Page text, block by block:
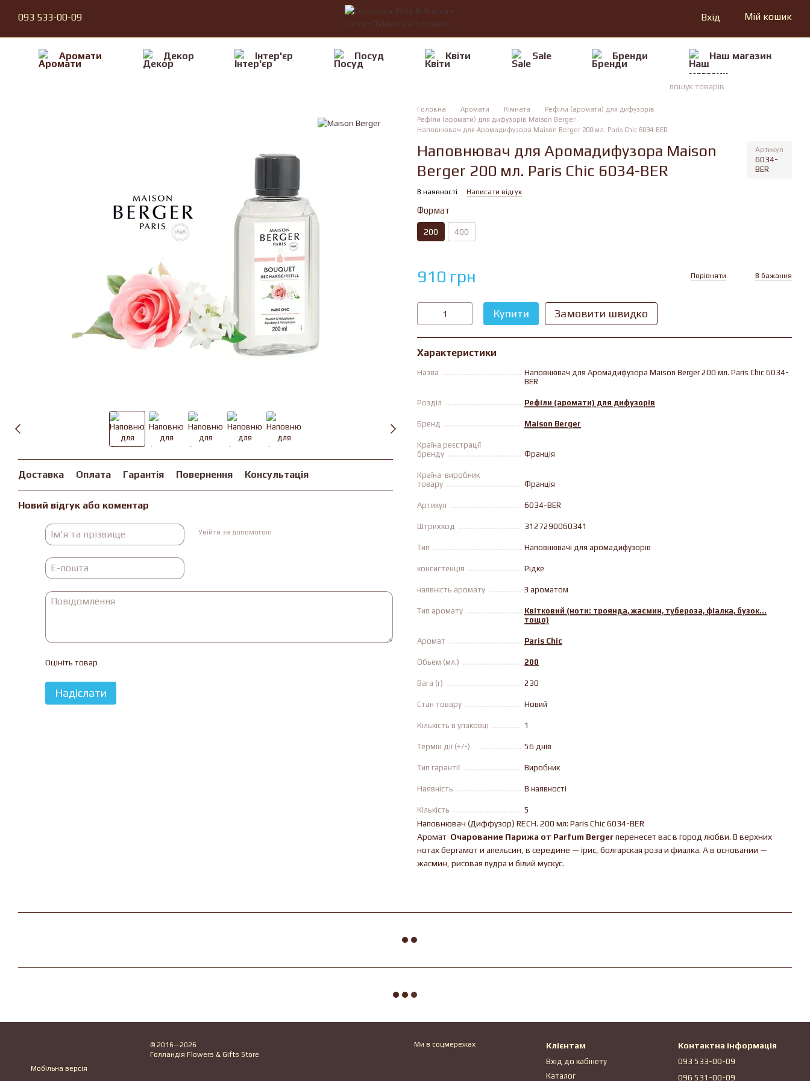
093 533-00-09 Вхід Мій кошик
Аромати Декор Iнтер'єр Посуд Квiти Sale Бренди Наш магазин
Доставка Оплата Гарантія Повернення Консультація
Новий відгук або коментар
Увійти за допомогою
Оцініть товар
Надіслати
Головна Аромати Кімната
Рефіли (аромати) для дифузорів
Рефіли (аромати) для дифузорів Maison Berger
Наповнювач для Аромадифузора Maison Berger 200 мл. Paris Chic 6034-BER
Наповнювач для Аромадифузора Maison
Berger 200 мл. Paris Chic 6034-BER
Артикул
6034-
BER
В наявності Написати відгук
Формат
200 400
910 грн Порівняти В бажання
Купити Замовити швидко
Характеристики
Назва
Наповнювач для Аромадифузора Maison Berger 200 мл. Paris Chic 6034-
BER
Розділ Рефіли (аромати) для дифузорів
Бренд Maison Berger
Країна реєстрації
бренду
Франція
Країна-виробник
товару
Франція
Артикул 6034-BER
Штрихкод 3127290060341
Тип Наповнювачі для аромадифузорів
консистенція Рiдке
наявність аромату З ароматом
Тип аромату
Квiтковий (ноти: троянда, жасмин, тубероза, фіалка, бузок...
тощо)
Аромат Paris Chic
Обьем (мл.) 200
Вага (г) 230
Стан товару Новий
Кількість в упаковці 1
Термін дії (+/-) 56 днів
Тип гарантії Виробник
Наявність В наявності
Кількість 5
Наповнювач (Диффузор) RECH. 200 мл: Paris Chic 6034-BER
Аромат Очарование Парижа от Parfum Bergerперенесет вас в город любви. В верхних
нотах бергамот и апельсин, в середине — ірис, болгарская роза и фиалка. А в основании —
жасмин, рисовая пудра и білий мускус.
Мобільна версія
© 2016—2026
Голландія Flowers & Gifts Store
Ми в соцмережах Клієнтам
Вхід до кабінету
Каталог
Контактна інформація
093 533-00-09
096 531-00-09